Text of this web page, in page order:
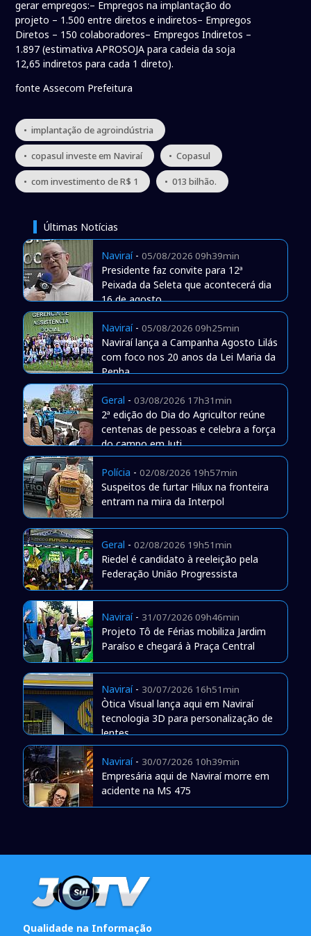
gerar empregos:– Empregos na implantação do
projeto – 1.500 entre diretos e indiretos– Empregos
Diretos – 150 colaboradores– Empregos Indiretos –
1.897 (estimativa APROSOJA para cadeia da soja
12,65 indiretos para cada 1 direto).
fonte Assecom Prefeitura
• implantação de agroindústria
• copasul investe em Naviraí • Copasul
• com investimento de R$ 1 • 013 bilhão.
Últimas Notícias
Naviraí- 05/08/2026 09h39min
Presidente faz convite para 12ª
Peixada da Seleta que acontecerá dia
16 de agosto
Naviraí- 05/08/2026 09h25min
Naviraí lança a Campanha Agosto Lilás
com foco nos 20 anos da Lei Maria da
Penha
Geral - 03/08/2026 17h31min
2ª edição do Dia do Agricultor reúne
centenas de pessoas e celebra a força
do campo em Juti
Polícia - 02/08/2026 19h57min
Suspeitos de furtar Hilux na fronteira
entram na mira da Interpol
Geral - 02/08/2026 19h51min
Riedel é candidato à reeleição pela
Federação União Progressista
Naviraí- 31/07/2026 09h46min
Projeto Tô de Férias mobiliza Jardim
Paraíso e chegará à Praça Central
Naviraí- 30/07/2026 16h51min
Òtica Visual lança aqui em Naviraí
tecnologia 3D para personalização de
lentes
Naviraí- 30/07/2026 10h39min
Empresária aqui de Naviraí morre em
acidente na MS 475
Qualidade na Informação